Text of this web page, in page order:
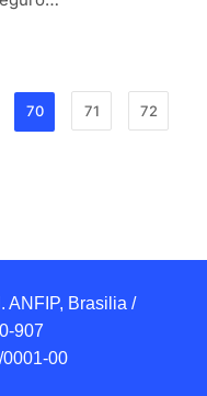
70 71 72
ANFIP, Brasilia /
907
00